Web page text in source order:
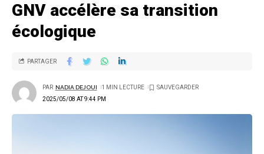
GNV accélère sa transition
écologique
2025/05/08 AT 9:44 PM
PAR NADIA DEJOUI 1 MIN LECTURE
PARTAGER